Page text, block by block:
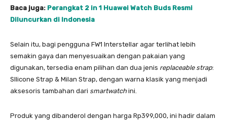
Baca juga: Perangkat 2 in 1 Huawei Watch Buds Resmi
Diluncurkan di Indonesia
Selain itu, bagi pengguna FW1 Interstellar agar terlihat lebih
semakin gaya dan menyesuaikan dengan pakaian yang
digunakan, tersedia enam pilihan dan dua jenis replaceable strap:
SIlicone Strap & Milan Strap, dengan warna klasik yang menjadi
aksesoris tambahan dari smartwatch ini.
Produk yang dibanderol dengan harga Rp399,000, ini hadir dalam